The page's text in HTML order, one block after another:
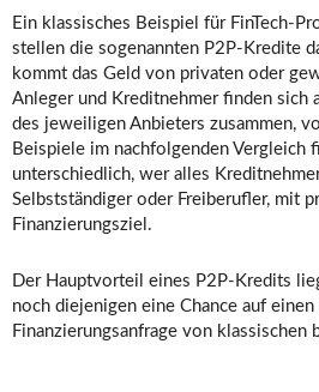
Ein klassisches Beispiel für FinTech-
stellen die sogenannten P2P-Kredite
kommt das Geld von privaten oder
Anleger und Kreditnehmer finden sich
des jeweiligen Anbieters zusammen,
Beispiele im nachfolgenden Vergleich
unterschiedlich, wer alles
Selbstständiger oder Freiberufler, mit
Finanzierungsziel.
Der Hauptvorteil eines P2P-Kredits
noch diejenigen eine Chance auf
Finanzierungsanfrage von klassischen